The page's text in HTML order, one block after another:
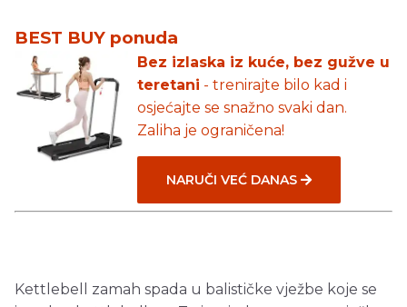
BEST BUY ponuda
Bez izlaska iz kuće, bez gužve u
teretani - trenirajte bilo kad i
osjećajte se snažno svaki dan.
Zaliha je ograničena!
NARUČI VEĆ DANAS
Kettlebell zamah spada u balističke vježbe koje se